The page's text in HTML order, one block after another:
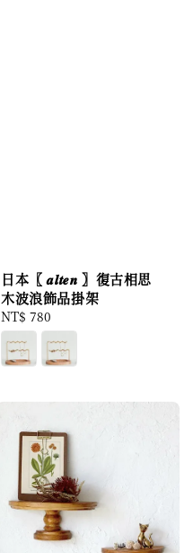
日本〖 𝒂𝒍𝒕𝒆𝒏 〗復古相思
木波浪飾品掛架
Regular
price
NT$ 780